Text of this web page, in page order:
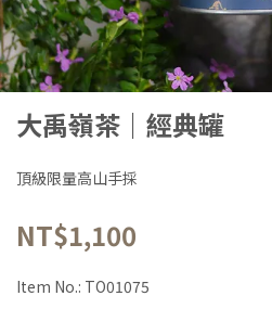
大禹嶺茶｜經典罐
頂級限量高山手採
NT$1,100
Item No.: TO01075